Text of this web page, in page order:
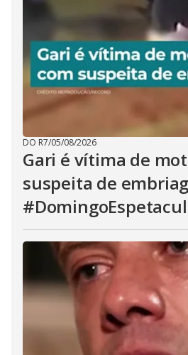
DO R7/05/08/2026
Gari é vítima de
suspeita de